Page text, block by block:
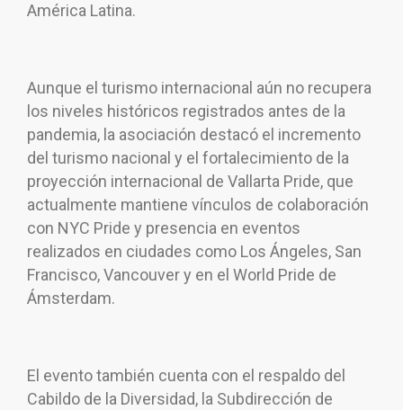
América Latina.
Aunque el turismo internacional aún no recupera
los niveles históricos registrados antes de la
pandemia, la asociación destacó el incremento
del turismo nacional y el fortalecimiento de la
proyección internacional de Vallarta Pride, que
actualmente mantiene vínculos de colaboración
con NYC Pride y presencia en eventos
realizados en ciudades como Los Ángeles, San
Francisco, Vancouver y en el World Pride de
Ámsterdam.
El evento también cuenta con el respaldo del
Cabildo de la Diversidad, la Subdirección de